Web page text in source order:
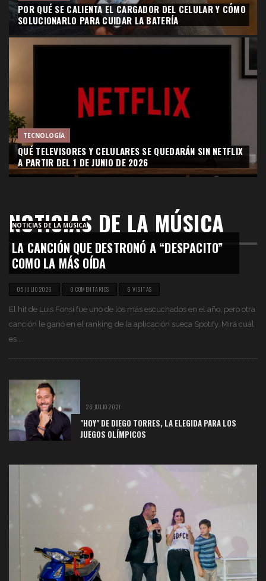
POR QUÉ SE CALIENTA EL CARGADOR DEL CELULAR Y CÓMO
SOLUCIONARLO PARA CUIDAR LA BATERÍA
TECNOLOGÍA
QUÉ TELEVISORES Y CELULARES SE QUEDARÁN SIN NETFLIX
A PARTIR DEL 1 DE JUNIO DE 2026
NOTICIAS DE LA MÚSICA
NOTICIAS DE LA MÚSICA
LA CANCIÓN QUE DESTRONÓ A “DESPACITO”
COMO LA MÁS OÍDA
05 JULIO 2026 0 COMENTARIOS 6 VISITAS
El hit de Luis Fonsi fue uno de los más escuchados en el año, pero otra
canción le ganó en el ranking de la aplicación sueca Spotify. Mirá cuál
es....
26 JULIO 2021
"HOY" DE DIEGO TORRES, LA ELEGIDA PARA LOS
JUEGOS OLÍMPICOS